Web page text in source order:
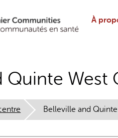
À
Quinte
Belleville and